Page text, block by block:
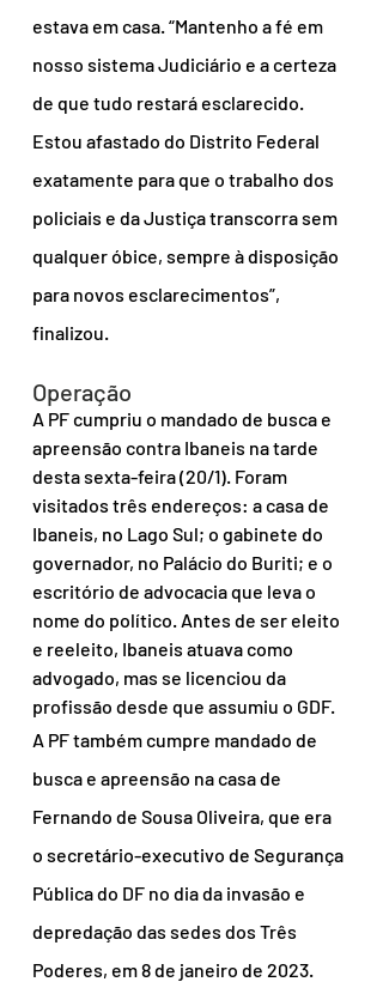
estava em casa. “Mantenho a fé em
nosso sistema Judiciário e a certeza
de que tudo restará esclarecido.
Estou afastado do Distrito Federal
exatamente para que o trabalho dos
policiais e da Justiça transcorra sem
qualquer óbice, sempre à disposição
para novos esclarecimentos”,
finalizou.
Operação
A PF cumpriu o mandado de busca e
apreensão contra Ibaneis na tarde
desta sexta-feira (20/1). Foram
visitados três endereços: a casa de
Ibaneis, no Lago Sul; o gabinete do
governador, no Palácio do Buriti; e o
escritório de advocacia que leva o
nome do político. Antes de ser eleito
e reeleito, Ibaneis atuava como
advogado, mas se licenciou da
profissão desde que assumiu o GDF.
A PF também cumpre mandado de
busca e apreensão na casa de
Fernando de Sousa Oliveira, que era
o secretário-executivo de Segurança
Pública do DF no dia da invasão e
depredação das sedes dos Três
Poderes, em 8 de janeiro de 2023.